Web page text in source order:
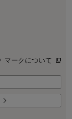
マークについて